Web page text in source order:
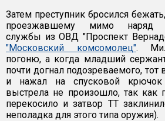
Затем преступник бросился
проезжавшему мимо наряд
службы из ОВД "Проспект
"Московский комсомолец".
погоню, а когда младший
почти догнал подозреваемого, тот
и нажал на спусковой крючок
выстрела не произошло, так как
перекосило и затвор ТТ
неполадка для этого типа оружия).